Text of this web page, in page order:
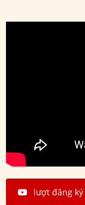
lượt đăng ký